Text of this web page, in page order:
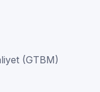
(GTBM)